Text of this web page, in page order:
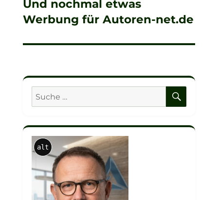
Nächster
Beitrag:
Und nochmal etwas
Werbung für Autoren-net.de
Suche
nach:
alt